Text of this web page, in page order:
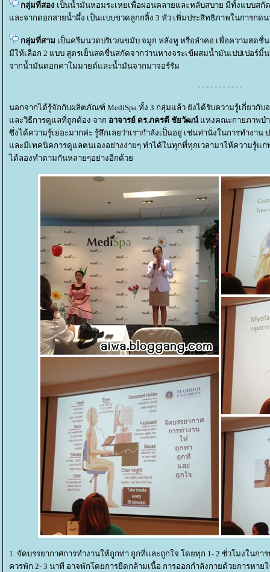
กลุ่มที่สอง เป็นน้ำมันหอมระเหยเพื่อผ่อนคลายและหลับสบาย มีทั้งแบบสกั
ละจากดอกสายน้ำผึ้ง เป็นแบบขวดลูกกลิ้ง 3 หัว เพิ่มประสิทธิภาพในการกด
กลุ่มที่สาม เป็นครีมนวดบริเวณขมับ จมูก หลังหู หรือลำคอ เพื่อความสดชื่
มีให้เลือก 2 แบบ สูตรเย็นสดชื่นสกัดจากว่านหางจระเข้ผสมน้ำมันเปปเปอร์
จากน้ำมันดอกคาโมมายด์และน้ำมันจากมาจอร์รัม
- - - - - - - - - - -
นอกจากได้รู้จักกับผลิตภัณฑ์ MediSpa ทั้ง 3 กลุ่มแล้ว ยังได้รับความรู้เกี่ยวกั
ละวิธีการดูแลที่ถูกต้อง จาก อาจารย์ ดร.ภครตี ชัยวัฒน์ห่งคณะกายภาพบำ
ซึ่งได้ความรู้เยอะมากค่ะ รู้สึกเลยว่าเรากำลังเป็นอยู่ เช่นท่านั่งในการทำงา
ละมีเทคนิคการดูแลตนเองอย่างง่ายๆ ทำได้ในทุกที่ทุกเวลามาให้ความรู้แก่
ได้ลองทำตามกันหลายๆอย่างอีกด้ว
1. จัดบรรยากาศการทำงานให้ถูกท่า ถูกที่และถูกใจ โดยทุก 1- 2 ชั่วโมงในกา
ควรพัก 2- 3 นาที อาจพักโดยการยืดกล้ามเนื้อ การออกกำลังกายด้วยการหาย